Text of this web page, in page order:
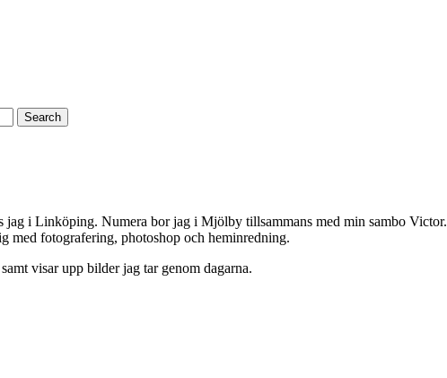
Search
jag i Linköping. Numera bor jag i Mjölby tillsammans med min sambo Victor.
med fotografering, photoshop och heminredning.
visar upp bilder jag tar genom dagarna.